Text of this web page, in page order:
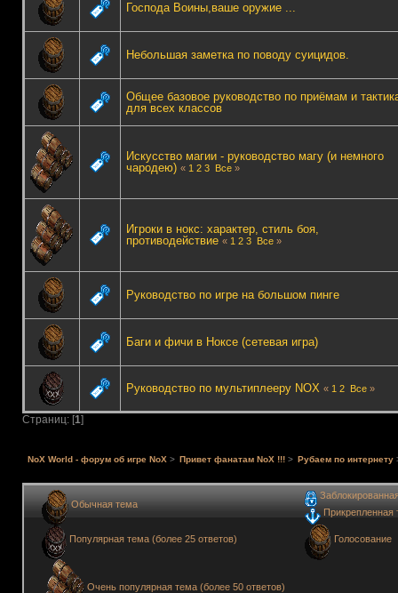
Господа Воины,ваше оружие ...
Небольшая заметка по поводу суицидов.
Общее базовое руководство по приёмам и
для всех классов
Искусство магии - руководство магу (и немного
чародею) « 1 2 3 Все»
Игроки в нокс: характер, стиль боя,
противодействие « 1 2 3 Все»
Руководство по игре на большом пинге
Баги и фичи в Ноксе (сетевая игра)
Руководство по мультиплееру NOX « 1 2 Все»
Страниц: [1]
NoX World - форум об игре NoX> Привет фанатам NoX !!! > Рубаем по интернету
Обычная тема
Популярная тема (более 25 ответов)
Очень популярная тема (более 50 ответов)
Прикрепленная
Голосование